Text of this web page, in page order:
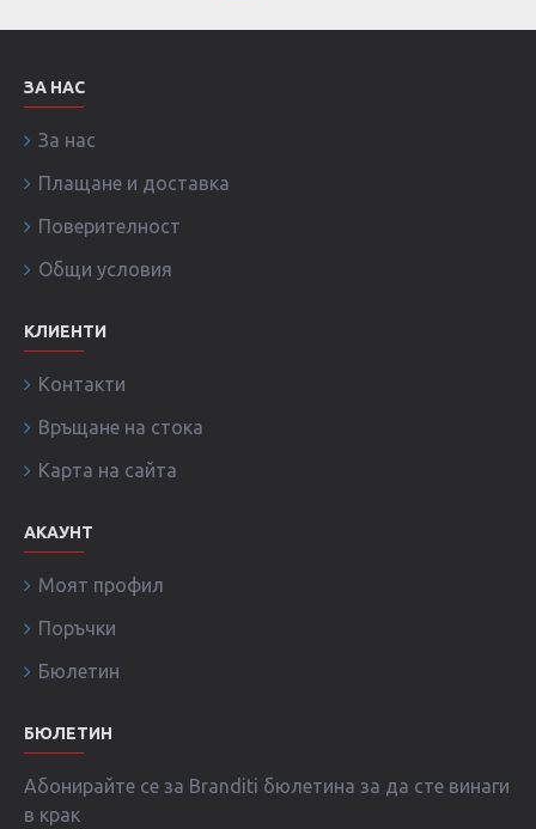
ЗА НАС
За нас
Плащане и доставка
Поверителност
Общи условия
КЛИЕНТИ
Контакти
Връщане на стока
Карта на сайта
АКАУНТ
Моят профил
Поръчки
Бюлетин
БЮЛЕТИН
Абонирайте се за Branditi бюлетина за да сте винаги
в крак